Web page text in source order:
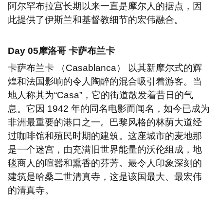
阿尔罕布拉宫长期以来一直是摩尔人的据点，因
此提供了伊斯兰和基督教细节的宏伟融合。
Day 05摩洛哥 卡萨布兰卡
卡萨布兰卡 （Casablanca） 以其新摩尔式的辉
煌和法国影响的令人陶醉的混合吸引着游客。当
地人称其为“Casa”，它的街道散发着昔日的气
息。它因 1942 年的同名电影而闻名，如今已成为
非洲最重要的港口之一。巴黎风格的林荫大道经
过咖啡馆和殖民时期的建筑。这座城市的麦地那
是一个迷宫，由充满旧世界能量的沃伦组成，地
毯商人的喧嚣和熏香的芬芳。最令人印象深刻的
建筑是哈桑二世清真寺，这是该国最大、最宏伟
的清真寺。